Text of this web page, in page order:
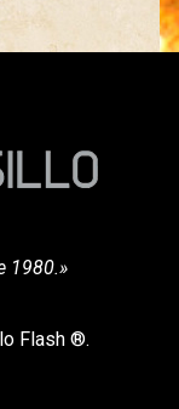
1980.»
Flash ®.